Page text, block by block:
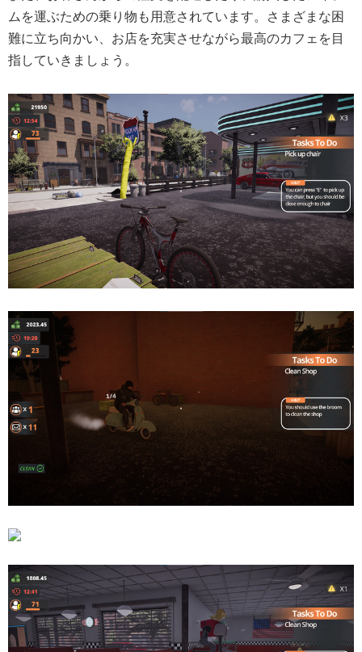
ムを運ぶための乗り物も用意されています。さまざまな困
難に立ち向かい、お店を充実させながら最高のカフェを目
指していきましょう。